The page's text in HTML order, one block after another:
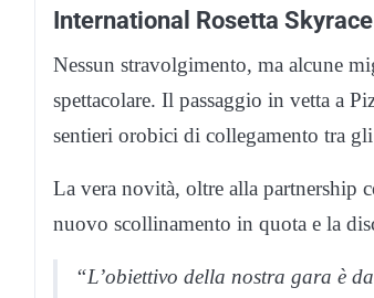
International Rosetta Skyrace
Nessun stravolgimento, ma alcune
spettacolare. Il passaggio in vetta a
sentieri orobici di collegamento tra
La vera novità, oltre alla partnership
nuovo scollinamento in quota e la
“L’obiettivo della nostra gara è